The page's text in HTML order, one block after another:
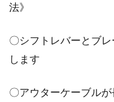
法》
〇シフトレバーとブ
します
〇アウターケーブル